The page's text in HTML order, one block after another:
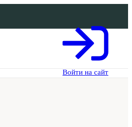
Войти на сайт